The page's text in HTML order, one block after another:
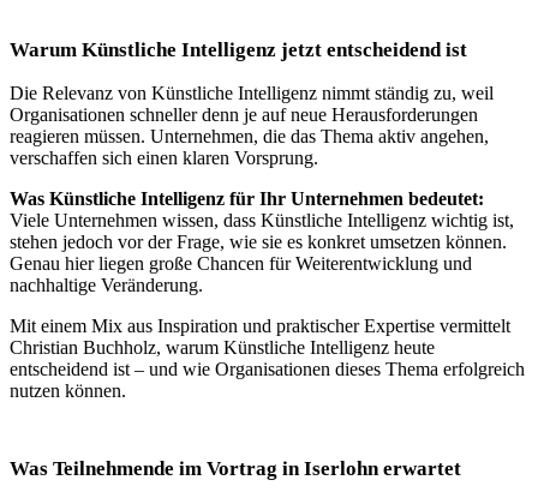
Warum Künstliche Intelligenz jetzt entscheidend ist
Die Relevanz von Künstliche Intelligenz nimmt ständig zu, weil
Organisationen schneller denn je auf neue Herausforderungen
reagieren müssen. Unternehmen, die das Thema aktiv angehen,
verschaffen sich einen klaren Vorsprung.
Was Künstliche Intelligenz für Ihr Unternehmen bedeutet:
Viele Unternehmen wissen, dass Künstliche Intelligenz wichtig ist,
stehen jedoch vor der Frage, wie sie es konkret umsetzen können.
Genau hier liegen große Chancen für Weiterentwicklung und
nachhaltige Veränderung.
Mit einem Mix aus Inspiration und praktischer Expertise vermittelt
Christian Buchholz, warum Künstliche Intelligenz heute
entscheidend ist – und wie Organisationen dieses Thema erfolgreich
nutzen können.
Was Teilnehmende im Vortrag in Iserlohn erwartet